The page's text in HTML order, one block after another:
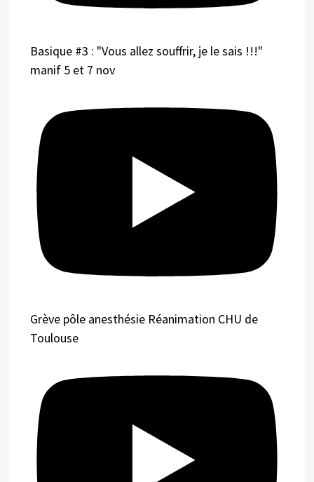
Basique #3 : "Vous allez souffrir, je le sais !!!"
manif 5 et 7 nov
Grève pôle anesthésie Réanimation CHU de
Toulouse